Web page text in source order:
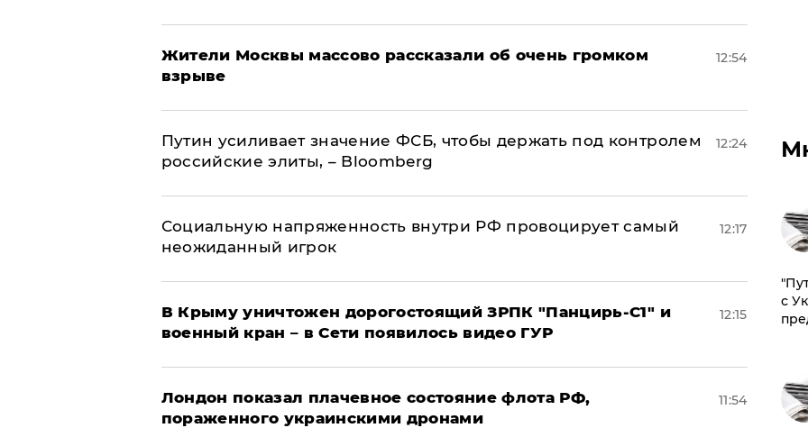
Жители Москвы массово рассказали об очень громком
взрыве
12:54
Путин усиливает значение ФСБ, чтобы держать под контролем
российские элиты, – Bloomberg
12:24
Социальную напряженность внутри РФ провоцирует самый
неожиданный игрок
12:17
В Крыму уничтожен дорогостоящий ЗРПК "Панцирь-С1" и
военный кран – в Сети появилось видео ГУР
12:15
Лондон показал плачевное состояние флота РФ,
пораженного украинскими дронами
11:54
с